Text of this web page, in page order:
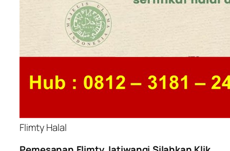
Flimty Halal